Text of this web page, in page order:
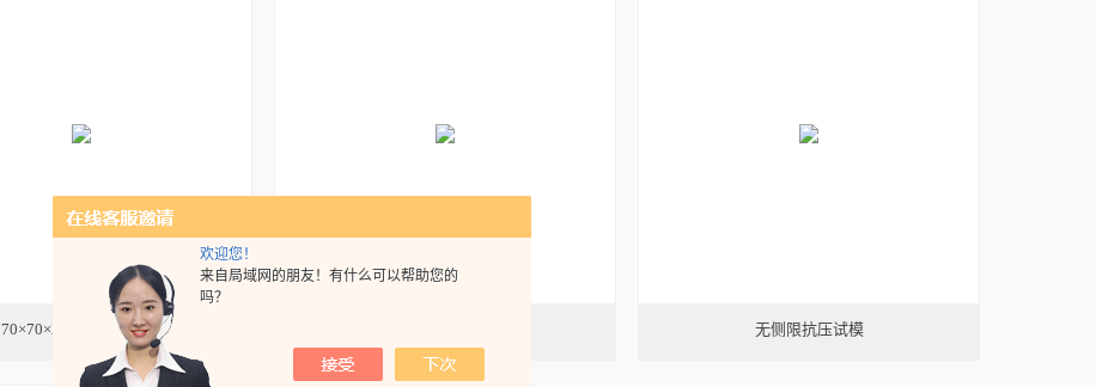
欢迎您！
来自局域网的朋友！有什么可以帮助您的
吗？
70×70×20保温砂浆试模 无侧限抗压试模